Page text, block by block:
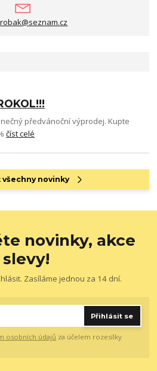
předvánoční výprodej. Kupte
číst celé
novinky
novinky, akce
slevy!
Zasíláme jednou za 14 dní.
Přihlásit se
osobních údajů za účelem rozesílky